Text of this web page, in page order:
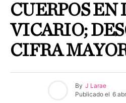
CUERPOS EN
VICARIO;
CIFRA
By J Larae
Publicado el 6